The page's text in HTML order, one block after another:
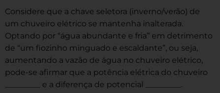
Considere que a chave seletora (inverno/verão) de
um chuveiro elétrico se mantenha inalterada.
Optando por “água abundante e fria” em detrimento
de “um fiozinho minguado e escaldante”, ou seja,
aumentando a vazão de água no chuveiro elétrico,
pode-se afirmar que a potência elétrica do chuveiro
_________ e a diferença de potencial _________.